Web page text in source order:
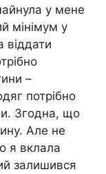
у мене
мінімум у
віддати
–
потрібно
Згодна, що
Але не
я вклала
залишився